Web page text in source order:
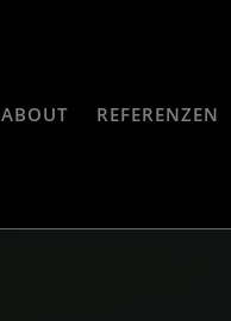
ABOUT REFERENZEN